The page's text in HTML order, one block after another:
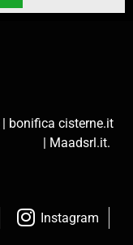
| bonifica cisterne.it
| Maadsrl.it.
Instagram